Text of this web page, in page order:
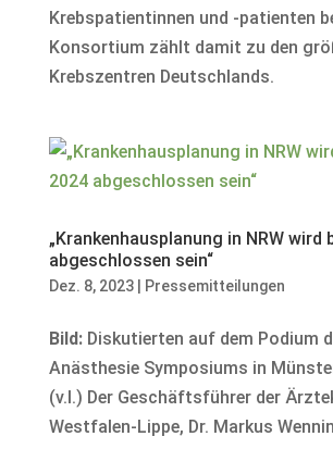
Krebspatientinnen und -patienten
Konsortium zählt damit zu den
Krebszentren Deutschlands.
„Krankenhausplanung in NRW wird
abgeschlossen sein“
Dez. 8, 2023| Pressemitteilungen
Bild:Diskutierten auf dem Podium
Anästhesie Symposiums in
(v.l.) Der Geschäftsführer der
Westfalen-Lippe, Dr. Markus